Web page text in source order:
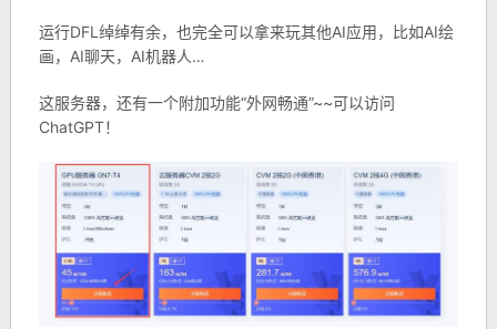
运行DFL绰绰有余，也完全可以拿来玩其他AI应用，比如AI绘
画，AI聊天，AI机器人…
这服务器，还有一个附加功能“外网畅通”~~可以访问
ChatGPT！